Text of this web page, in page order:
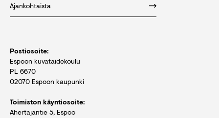
Ajankohtaista
Postiosoite:
Espoon kuvataidekoulu
PL 6670
02070 Espoon kaupunki
Toimiston käyntiosoite:
Ahertajantie 5, Espoo